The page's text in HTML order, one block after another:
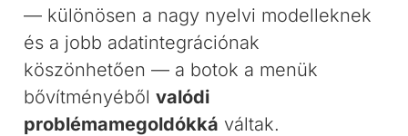
— különösen a nagy nyelvi modelleknek
és a jobb adatintegrációnak
köszönhetően — a botok a menük
bővítményébőlvalódi
problémamegoldókká váltak.